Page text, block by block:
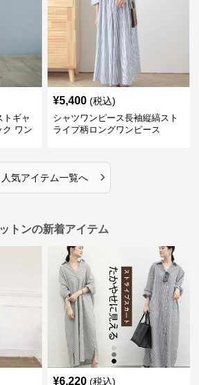
トギャ
ク ワン
¥5,400 (税込)
シャツワンピース長袖縦縞スト
ライプ柄ロングワンピース
人気アイテム一覧へ ›
トンの新着アイテム
¥6,220 (税込)